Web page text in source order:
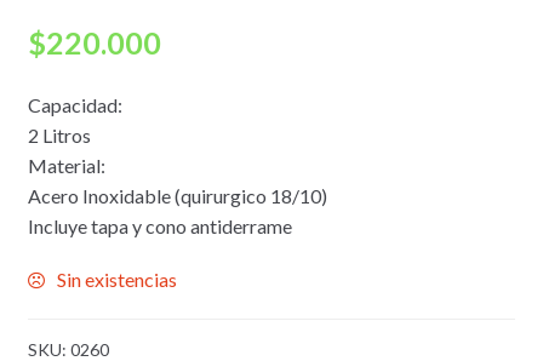
$220.000
Capacidad:
2 Litros
Material:
Acero Inoxidable (quirurgico 18/10)
Incluye tapa y cono antiderrame
Sin existencias
SKU: 0260